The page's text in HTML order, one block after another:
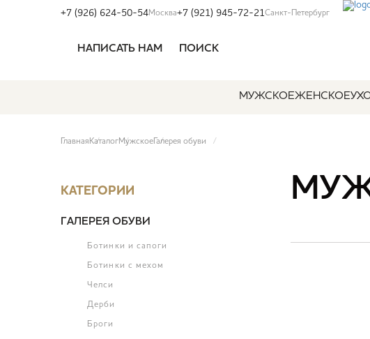
+7 (926) 624-50-54Москва+7 (921) 945-72-21Санкт-Петербург
НАПИСАТЬ НАМ ПОИСК
МУЖСКОЕЖЕНСКОЕ
Главная КаталогМужское Галерея обуви
КАТЕГОРИИ
ГАЛЕРЕЯ ОБУВИ
Ботинки и сапоги
Ботинки с мехом
Челси
Дерби
Броги